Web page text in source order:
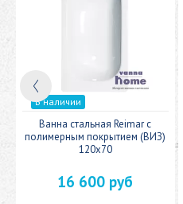
В наличии
Ванна стальная Reimar с
полимерным покрытием (ВИЗ)
120x70
16 600 руб